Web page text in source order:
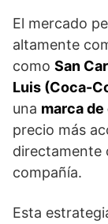
El mercado
altamente
como San
Luis (Coca-
una marca
precio más
directamente
compañía.
Esta